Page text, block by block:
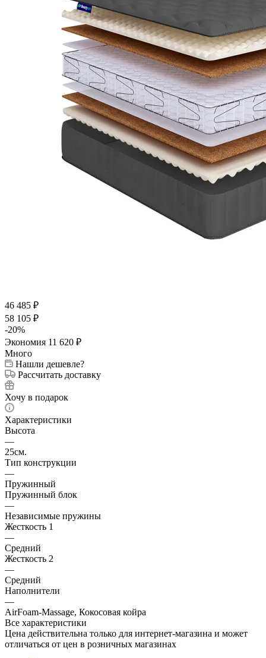
46 485 ₽
58 105 ₽
-20%
Экономия 11 620 ₽
Много
Нашли дешевле?
Рассчитать доставку
Хочу в подарок
Характеристики
Высота
—
25см.
Тип конструкции
—
Пружинный
Пружинный блок
—
Независимые пружины
Жесткость 1
—
Средний
Жесткость 2
—
Средний
Наполнители
—
AirFoam-Massage, Кокосовая койра
Все характеристики
Цена действительна только для интернет-магазина и может
отличаться от цен в розничных магазинах